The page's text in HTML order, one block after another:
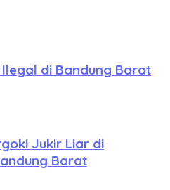
di Bandung Barat
Jukir Liar di
Barat